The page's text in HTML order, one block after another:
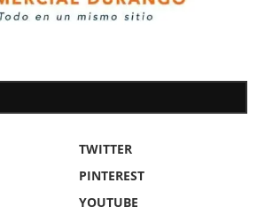
TWITTER
PINTEREST
YOUTUBE